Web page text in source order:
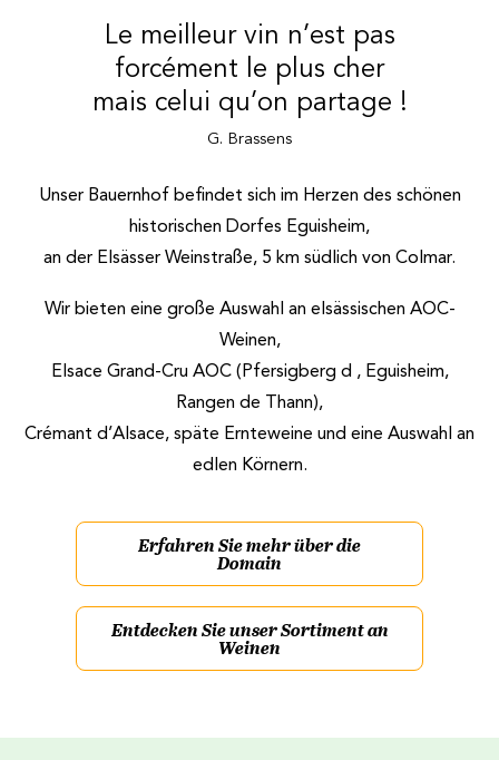
Hertz:
Winzer
Le meilleur vin n’est pas
forcément le plus cher
mais celui qu’on partage !
G. Brassens
Unser Bauernhof befindet sich im Herzen des schönen
historischen Dorfes Eguisheim,
an der Elsässer Weinstraße, 5 km südlich von Colmar.
Wir bieten eine große Auswahl an elsässischen AOC-
Weinen,
Elsace Grand-Cru AOC (Pfersigberg d ‚ Eguisheim,
Rangen de Thann),
Crémant d’Alsace, späte Ernteweine und eine Auswahl an
edlen Körnern.
Erfahren Sie mehr über die
Domain
Entdecken Sie unser Sortiment an
Weinen